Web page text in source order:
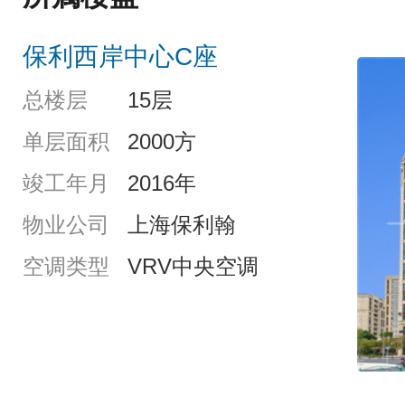
保利西岸中心C座
总楼层
15层
单层面积
2000方
竣工年月
2016年
物业公司
上海保利翰
空调类型
VRV中央空调